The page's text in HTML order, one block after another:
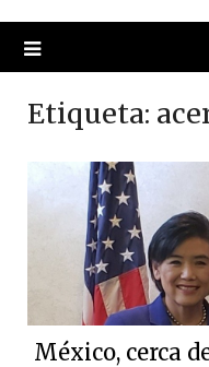
Etiqueta:
México, cerca